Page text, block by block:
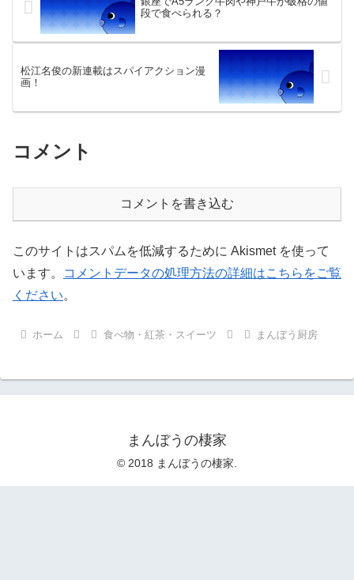
段で食べられる？
松江名俊の新連載はスパイアクション漫
画！
コメント
コメントを書き込む
このサイトはスパムを低減するために Akismet を使って
います。
コメントデータの処理方法の詳細はこちらをご覧
ください。
ホーム 食べ物・紅茶・スイーツ まんぼう厨房
まんぼうの棲家
© 2018 まんぼうの棲家.